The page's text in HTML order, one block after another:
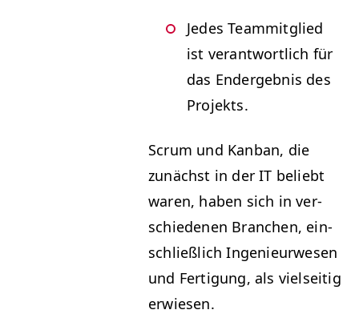
Jedes Team­mit­glied
ist ver­ant­wortlich für
das Endergeb­nis des
Projekts.
Scrum und Kan­ban, die
zunächst in derIT beliebt
waren, haben sich in ver­
schiede­nen Branchen, ein­
schließlich Inge­nieur­we­sen
und Fer­ti­gung, als viel­seit­ig
erwiesen.